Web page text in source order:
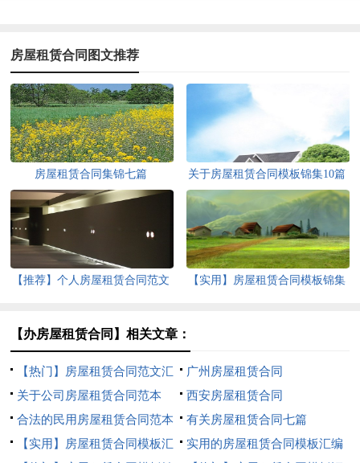
房屋租赁合同图文推荐
房屋租赁合同集锦七篇 关于房屋租赁合同模板锦集10篇
【推荐】个人房屋租赁合同范文
【实用】房屋租赁合同模板锦集
【办房屋租赁合同】相关文章：
【热门】房屋租赁合同范文汇
总9篇
广州房屋租赁合同
关于公司房屋租赁合同范本
西安房屋租赁合同
合法的民用房屋租赁合同范本
有关房屋租赁合同七篇
【实用】房屋租赁合同模板汇
实用的房屋租赁合同模板汇编